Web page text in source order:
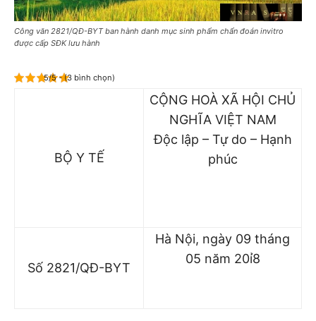
Công văn 2821/QĐ-BYT ban hành danh mục sinh phẩm chẩn đoán invitro
được cấp SĐK lưu hành
5/5 - (3 bình chọn)
BỘ Y TẾ
CỘNG HOÀ XÃ HỘI CHỦ
NGHĨA VIỆT NAM
Độc lập – Tự do – Hạnh
phúc
Số 2821/QĐ-BYT
Hà Nội, ngày 09 tháng
05 năm 20ỉ8